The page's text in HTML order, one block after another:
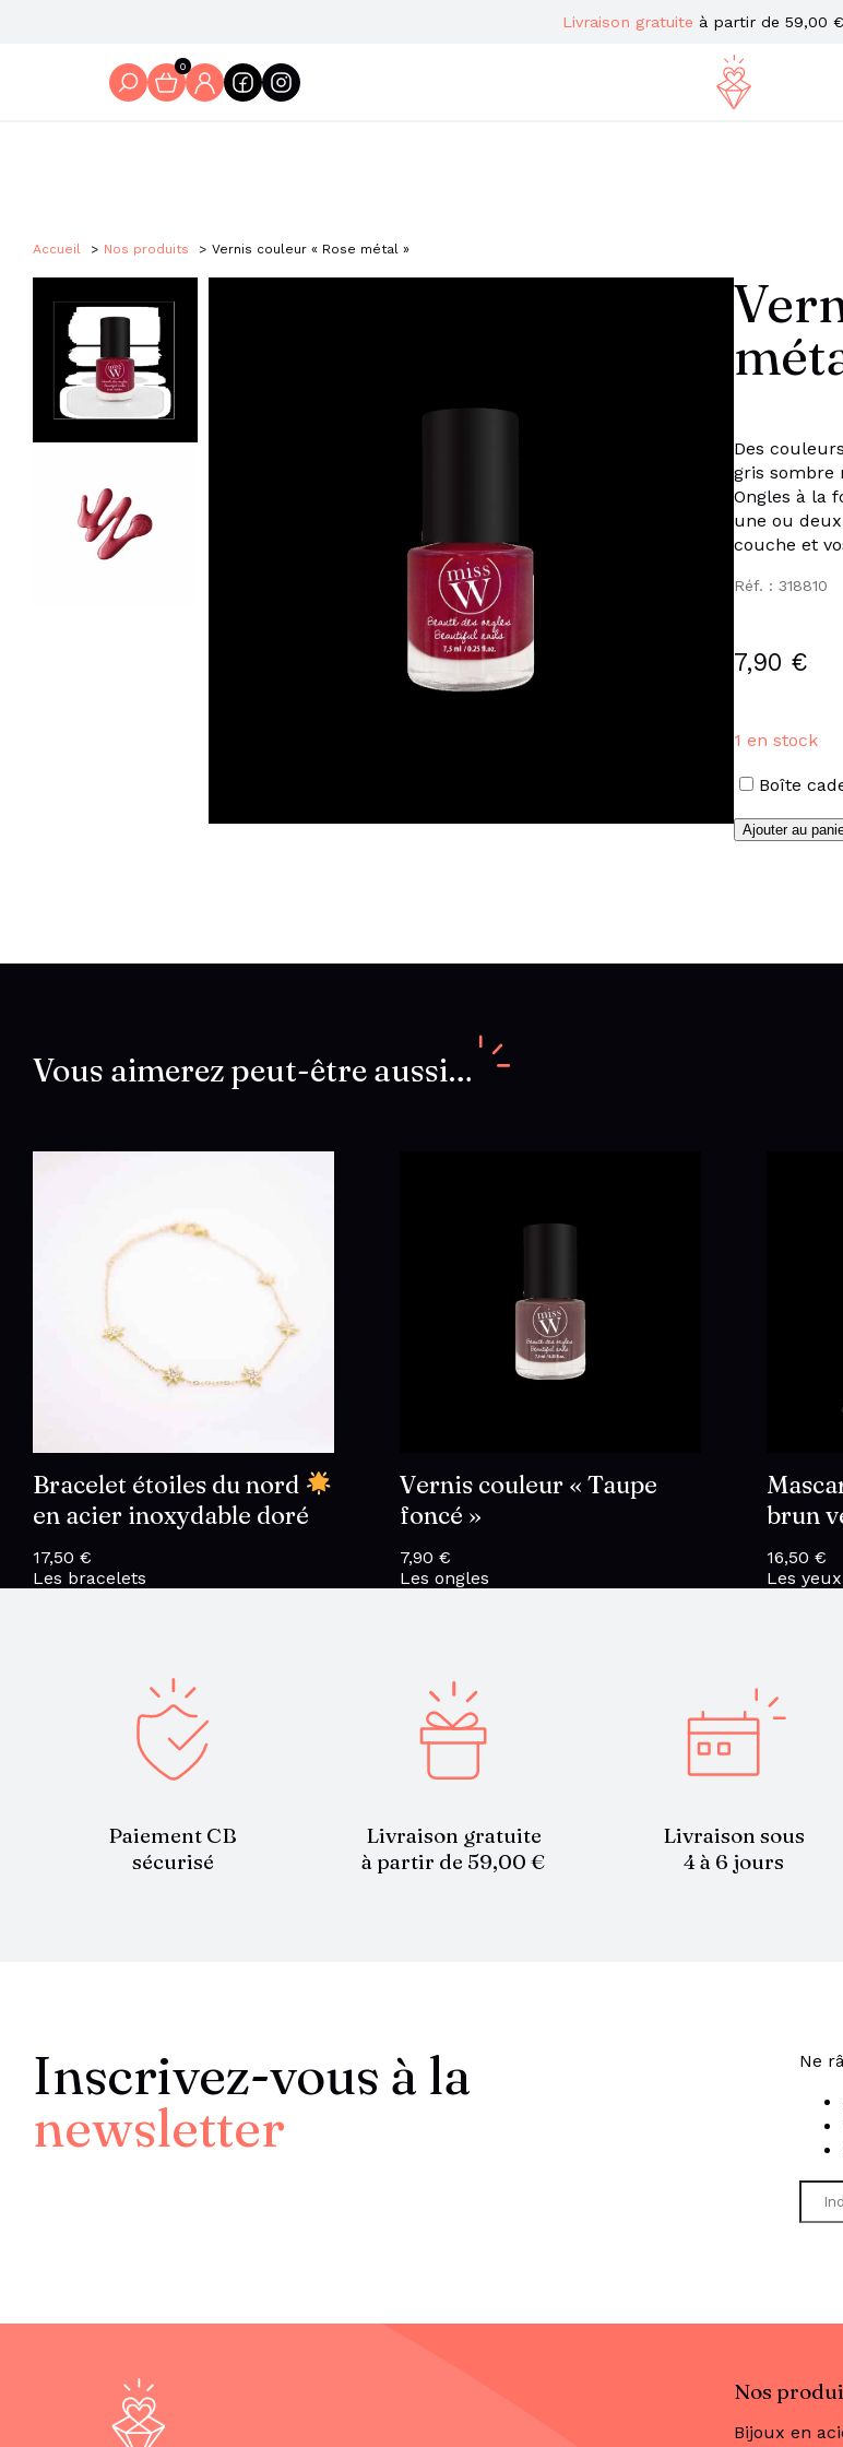
Livraison gratuite à partir de 59,00
0
Accueil Nos produits Vernis couleur « Rose métal »
Des
gris sombre
Ongles à la
une ou
couche et
Réf. : 318810
7,90 €
1 en stock
Options
Boîte
quantité
Ajouter au
Vous aimerez peut-être aussi…
Bracelet étoiles du nord
en acier inoxydable doré
17,50 €
Les bracelets
Vernis couleur « Taupe
foncé »
7,90 €
Les ongles
brun
16,50 €
Les yeux
Paiement CB
sécurisé
Livraison gratuite
à partir de 59,00 €
Livraison sous
4 à 6 jours
Inscrivez-vous à la
newsletter
Ne
Nos
Bijoux en